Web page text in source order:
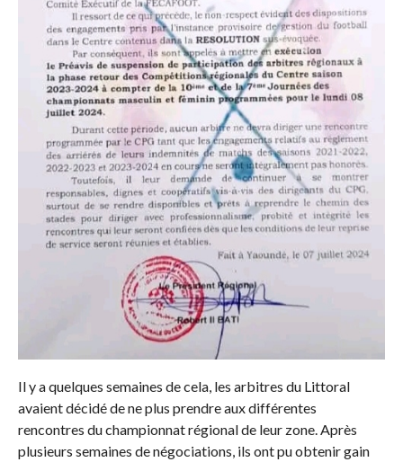
Il y a quelques semaines de cela, les arbitres du Littoral
avaient décidé de ne plus prendre aux différentes
rencontres du championnat régional de leur zone. Après
plusieurs semaines de négociations, ils ont pu obtenir gain